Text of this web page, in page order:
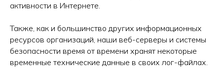
активности в Интернете.
Также, как и большинство других информационных
ресурсов организаций, наши веб-серверы и системы
безопасности время от времени хранят некоторые
временные технические данные в своих лог-файлах.